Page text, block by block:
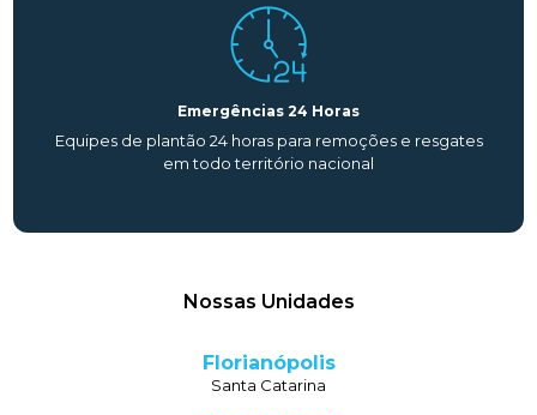
Emergências 24 Horas
Equipes de plantão 24 horas para remoções e resgates
em todo território nacional
Nossas Unidades
Florianópolis
Santa Catarina